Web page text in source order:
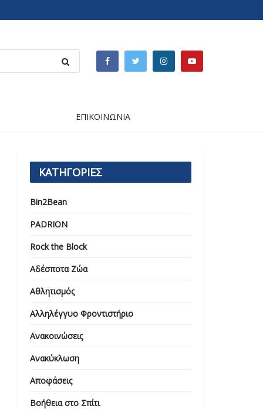
ΕΠΙΚΟΙΝΩΝΙΑ
ΚΑΤΗΓΟΡΙΕΣ
Bin2Bean
PADRION
Rock the Block
Αδέσποτα Ζώα
Αθλητισμός
Αλληλέγγυο Φροντιστήριο
Ανακοινώσεις
Ανακύκλωση
Αποφάσεις
Βοήθεια στο Σπίτι